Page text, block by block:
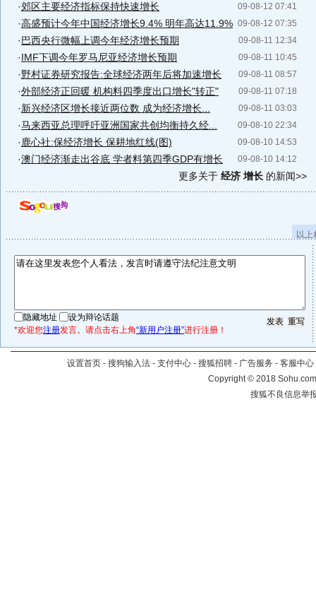
09-08-12 07:41
·郊区主要经济指标保持快速增长
09-08-12 07:35
·高盛预计今年中国经济增长9.4% 明年高达11.9%
09-08-11 12:34
·巴西央行微幅上调今年经济增长预期
09-08-11 10:45
·IMF下调今年罗马尼亚经济增长预期
09-08-11 08:57
·野村证券研究报告:全球经济两年后将加速增长
09-08-11 07:18
·外部经济正回暖 机构料四季度出口增长"转正"
09-08-11 03:03
·新兴经济区增长接近两位数 成为经济增长...
09-08-10 22:34
·马来西亚总理呼吁亚洲国家共创均衡持久经...
09-08-10 14:53
· 鹿心社:保经济增长 保耕地红线(图)
09-08-10 14:12
·澳门经济渐走出谷底 学者料第四季GDP有增长
更多关于 经济 增长 的新闻>>
以
隐藏地址
设为辩论话题
*欢迎您注册发言。请点击右上角“新用户注册”进行注册！
设置首页 - 搜狗输入法 - 支付中心 - 搜狐招聘 - 广告服务 - 客服中心
Copyright©2018
搜狐不良信息举